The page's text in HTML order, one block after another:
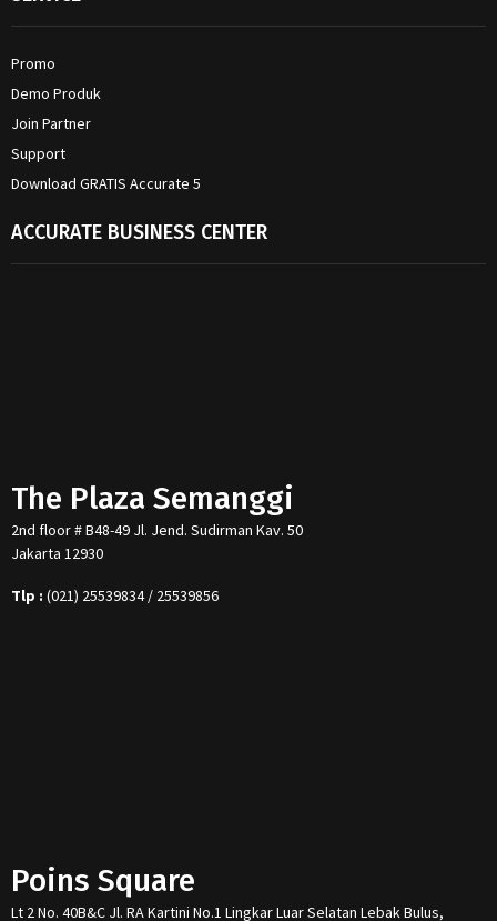
Promo
Demo Produk
Join Partner
Support
Download GRATIS Accurate 5
ACCURATE BUSINESS CENTER
The Plaza Semanggi
2nd floor # B48-49 Jl. Jend. Sudirman Kav. 50
Jakarta 12930
Tlp : (021) 25539834 / 25539856
Poins Square
Lt 2 No. 40B&C Jl. RA Kartini No.1 Lingkar Luar Selatan Lebak Bulus,